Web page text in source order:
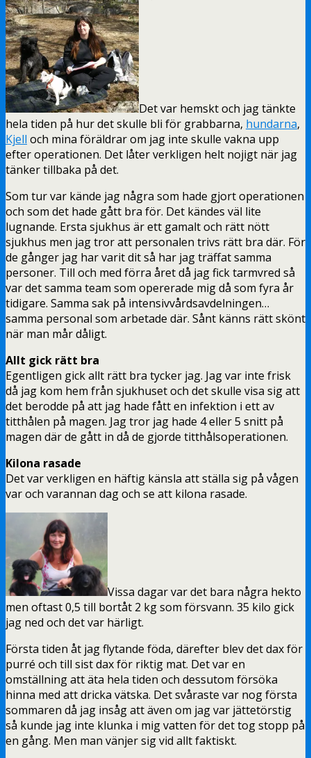
Det var hemskt och jag tänkte
hela tiden på hur det skulle bli för grabbarna, hundarna,
Kjell och mina föräldrar om jag inte skulle vakna upp
efter operationen. Det låter verkligen helt nojigt när jag
tänker tillbaka på det.
Som tur var kände jag några som hade gjort operationen
och som det hade gått bra för. Det kändes väl lite
lugnande. Ersta sjukhus är ett gamalt och rätt nött
sjukhus men jag tror att personalen trivs rätt bra där. För
de gånger jag har varit dit så har jag träffat samma
personer. Till och med förra året då jag fick tarmvred så
var det samma team som opererade mig då som fyra år
tidigare. Samma sak på intensivvårdsavdelningen…
samma personal som arbetade där. Sånt känns rätt skönt
när man mår dåligt.
Allt gick rätt bra
Egentligen gick allt rätt bra tycker jag. Jag var inte frisk
då jag kom hem från sjukhuset och det skulle visa sig att
det berodde på att jag hade fått en infektion i ett av
titthålen på magen. Jag tror jag hade 4 eller 5 snitt på
magen där de gått in då de gjorde titthålsoperationen.
Kilona rasade
Det var verkligen en häftig känsla att ställa sig på vågen
var och varannan dag och se att kilona rasade.
Vissa dagar var det bara några hekto
men oftast 0,5 till bortåt 2 kg som försvann. 35 kilo gick
jag ned och det var härligt.
Första tiden åt jag flytande föda, därefter blev det dax för
purré och till sist dax för riktig mat. Det var en
omställning att äta hela tiden och dessutom försöka
hinna med att dricka vätska. Det svåraste var nog första
sommaren då jag insåg att även om jag var jättetörstig
så kunde jag inte klunka i mig vatten för det tog stopp på
en gång. Men man vänjer sig vid allt faktiskt.